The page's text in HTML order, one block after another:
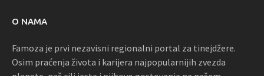
O NAMA
Famoza je prvi nezavisni regionalni portal za tinejdžere.
Osim praćenja života i karijera najpopularnijih zvezda